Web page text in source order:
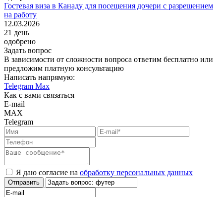
Гостевая виза в Канаду для посещения дочери с разрешением
на работу
12.03.2026
21 день
одобрено
Задать вопрос
В зависимости от сложности вопроса ответим бесплатно или
предложим платную консультацию
Написать напрямую:
Telegram Max
Как с вами связаться
E-mail
MAX
Telegram
Я даю согласие на обработку персональных данных
Отправить